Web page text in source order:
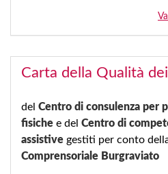
Carta della Qualità
del Centro di consulenza per
fisiche e del Centro di
assistive gestiti per conto
Comprensoriale Burgraviato